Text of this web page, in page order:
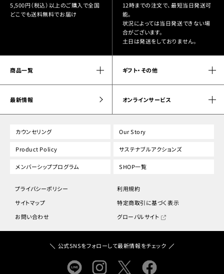
5,500円（税込）以上のご購入で全国
どこでも送料無料でお届け
12時までの注文で、最短当日発送可
能。
状況によっては当日発送できない場
合がございます。
土日は発送をしておりません。
商品一覧 ギフト・その他
最新情報 オンラインサービス
カウンセリング Our Story
Product Policy サステナブルアクションズ
メンバーシッププログラム SHOP一覧
プライバシーポリシー
利用規約
サイトマップ
特定商取引に基づく表示
お問い合わせ
グローバルサイト
公式SNSをフォローして最新情報をチェック